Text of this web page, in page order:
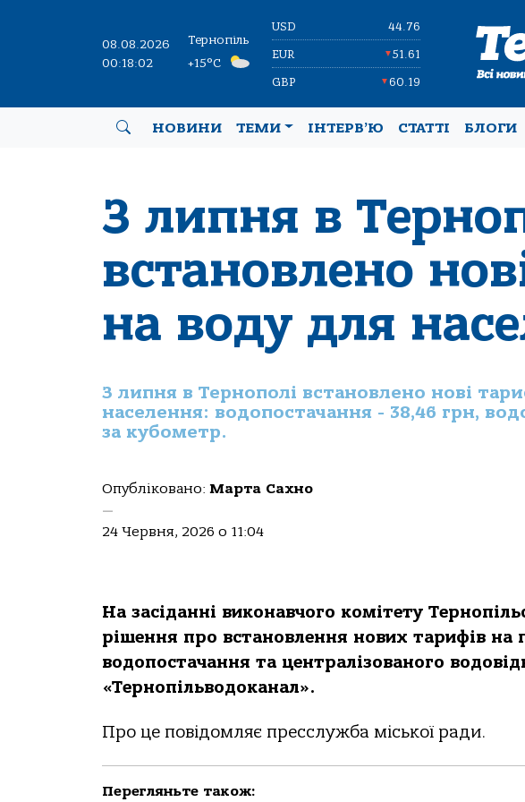
08.08.2026
00:18:03
Тернопіль
+15°C
USD 44.76
EUR ▼51.61
GBP ▼60.19
НОВИНИ ТЕМИ ІНТЕРВ’Ю СТАТТІ БЛОГИ
З липня в
встановлено
на воду для
З липня в Тернополі встановлено нові
населення: водопостачання - 38,46 грн,
за кубометр.
Опубліковано: Марта Сахно
—
24 Червня, 2026 о 11:04
На засіданні виконавчого комітету
рішення про встановлення нових тарифів на
водопостачання та централізованого
«Тернопільводоканал».
Про це повідомляє пресслужба міської ради.
Перегляньте також: